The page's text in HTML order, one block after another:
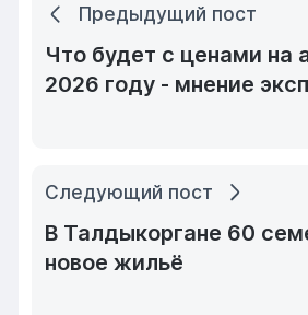
Предыдущий пост
Что будет с ценами на
2026 году - мнение
Следующий пост
В Талдыкоргане 60
новое жильё